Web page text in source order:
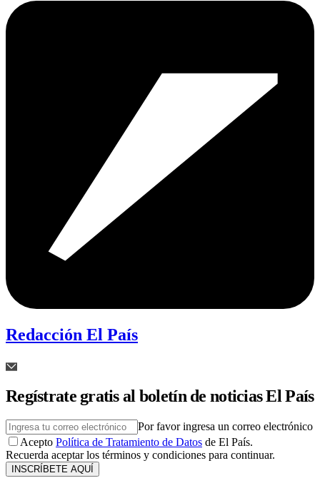
Redacción El País
Regístrate gratis al boletín de noticias El País
Por favor ingresa un correo electrónico
Acepto Política de Tratamiento de Datos de El País.
Recuerda aceptar los términos y condiciones para continuar.
INSCRÍBETE AQUÍ